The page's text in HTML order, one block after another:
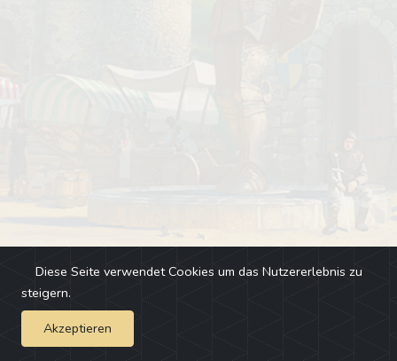
Impressum - Changelog
Diese Seite verwendet Cookies um das Nutzererlebnis zu
steigern.
Akzeptieren